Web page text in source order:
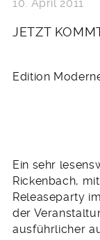
10. April 2011
JETZT
Edition
Ein sehr
Rickenbach,
Releaseparty
der
ausführlicher